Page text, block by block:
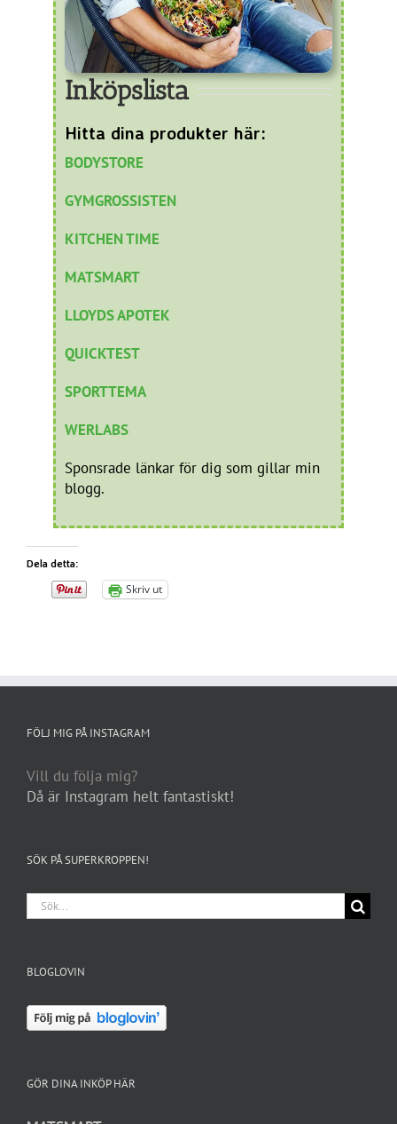
Inköpslista
Hitta dina produkter här:
BODYSTORE
GYMGROSSISTEN
KITCHEN TIME
MATSMART
LLOYDS APOTEK
QUICKTEST
SPORTTEMA
WERLABS
Sponsrade länkar för dig som gillar min
blogg.
Dela detta:
Skriv ut
FÖLJ MIG PÅ INSTAGRAM
Vill du följa mig?
Då är Instagram helt fantastiskt!
SÖK PÅ SUPERKROPPEN!
Sök
efter:
BLOGLOVIN
GÖR DINA INKÖP HÄR